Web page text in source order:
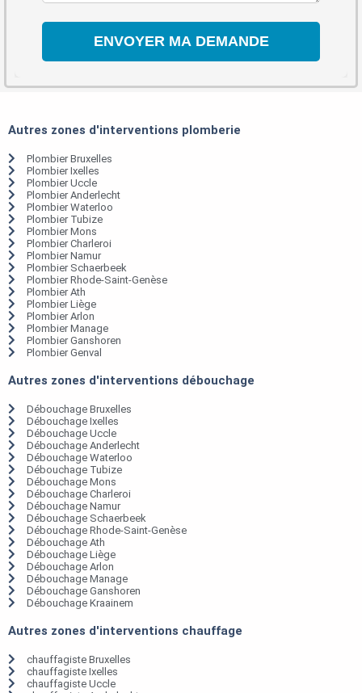
Autres zones d'interventions plomberie
Plombier Bruxelles
Plombier Ixelles
Plombier Uccle
Plombier Anderlecht
Plombier Waterloo
Plombier Tubize
Plombier Mons
Plombier Charleroi
Plombier Namur
Plombier Schaerbeek
Plombier Rhode-Saint-Genèse
Plombier Ath
Plombier Liège
Plombier Arlon
Plombier Manage
Plombier Ganshoren
Plombier Genval
Autres zones d'interventions débouchage
Débouchage Bruxelles
Débouchage Ixelles
Débouchage Uccle
Débouchage Anderlecht
Débouchage Waterloo
Débouchage Tubize
Débouchage Mons
Débouchage Charleroi
Débouchage Namur
Débouchage Schaerbeek
Débouchage Rhode-Saint-Genèse
Débouchage Ath
Débouchage Liège
Débouchage Arlon
Débouchage Manage
Débouchage Ganshoren
Débouchage Kraainem
Autres zones d'interventions chauffage
chauffagiste Bruxelles
chauffagiste Ixelles
chauffagiste Uccle